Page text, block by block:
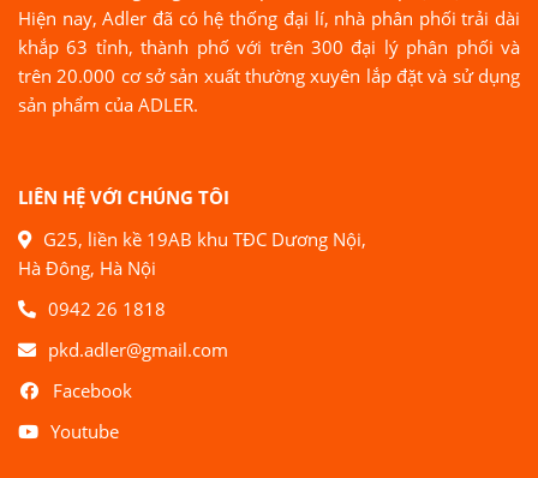
Hiện nay, Adler đã có hệ thống đại lí, nhà phân phối trải dài
khắp 63 tỉnh, thành phố với trên 300 đại lý phân phối và
trên 20.000 cơ sở sản xuất thường xuyên lắp đặt và sử dụng
sản phẩm của ADLER.
LIÊN HỆ VỚI CHÚNG TÔI
G25, liền kề 19AB khu TĐC Dương Nội,
Hà Đông, Hà Nội
0942 26 1818
pkd.adler@gmail.com
Facebook
Youtube